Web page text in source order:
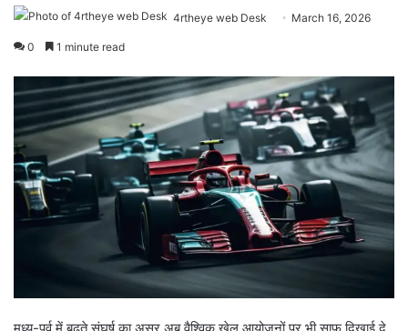
4rtheye web Desk March 16, 2026
0 1 minute read